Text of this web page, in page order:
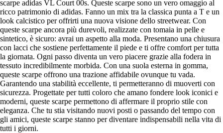
scarpe adidas VL Court 00s. Queste scarpe sono un vero omaggio al
ricco patrimonio di adidas. Fanno un mix tra la classica punta a T e un
look calcistico per offrirti una nuova visione dello streetwear. Con
queste scarpe ancora più durevoli, realizzate con tomaia in pelle e
sintetico, è sicuro: avrai un aspetto alla moda. Presentano una chiusura
con lacci che sostiene perfettamente il piede e ti offre comfort per tutta
la giornata. Ogni passo diventa un vero piacere grazie alla fodera in
tessuto incredibilmente morbida. Con una suola esterna in gomma,
queste scarpe offrono una trazione affidabile ovunque tu vada.
Garantendo una stabilità eccellente, ti permetteranno di muoverti con
sicurezza. Progettate per tutti coloro che amano fondere look iconici e
moderni, queste scarpe permettono di affermare il proprio stile con
eleganza. Che tu stia visitando nuovi posti o passando del tempo con
gli amici, queste scarpe stanno per diventare indispensabili nella vita di
tutti i giorni.